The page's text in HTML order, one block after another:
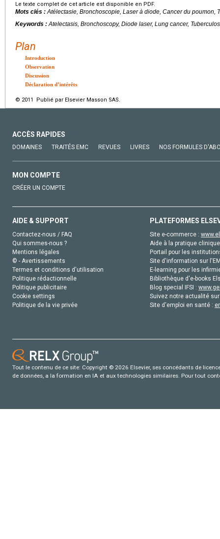
Le texte complet de cet article est disponible en PDF.
Mots clés :Atélectasie, Bronchoscopie, Laser à diode, Cancer du poumon,
Keywords :Atelectasis, Bronchoscopy, Diode laser, Lung cancer,
Plan
Introduction
Observation
Discussion
Déclaration d’intérêts
© 2011 Publié par Elsevier Masson SAS.
ACCÈS RAPIDES
DOMAINES TRAITÉS EMC REVUES LIVRES NOS FORMULES
MON COMPTE
CRÉER UN COMPTE
AIDE & SUPPORT
Contactez-nous / FAQ
Qui sommes-nous ?
Mentions légales
© - Avertissements
Termes et conditions d'utilisation
Politique rédactionnelle
Politique publicitaire
Cookie settings
Politique de la vie privée
PLATEFORMES
Site e-commerce :
Aide à la pratique
Portail pour les
Site d'information sur
E-learning pour les
Bibliothèque d'e-books
Blog special IFSI :
Suivez notre actualité
Site d'emploi en santé :
Tout le contenu de ce site: Copyright © 2026 Elsevier, ses concédants de
de données, a la formation en IA et aux technologies similaires. Pour tout